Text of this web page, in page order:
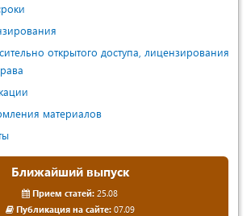
открытого доступа, лицензирования
материалов
Ближайший выпуск
Прием статей: 25.08
Публикация на сайте:07.09